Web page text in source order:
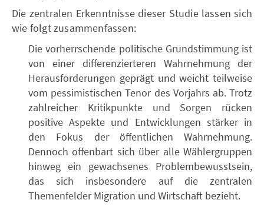
Die zentralen Erkenntnisse dieser Studie lassen sich
wie folgt zusammenfassen:
Die vorherrschende politische Grundstimmung ist
von einer differenzierteren Wahrnehmung der
Herausforderungen geprägt und weicht teilweise
vom pessimistischen Tenor des Vorjahrs ab. Trotz
zahlreicher Kritikpunkte und Sorgen rücken
positive Aspekte und Entwicklungen stärker in
den Fokus der öffentlichen Wahrnehmung.
Dennoch offenbart sich über alle Wählergruppen
hinweg ein gewachsenes Problembewusstsein,
das sich insbesondere auf die zentralen
Themenfelder Migration und Wirtschaft bezieht.